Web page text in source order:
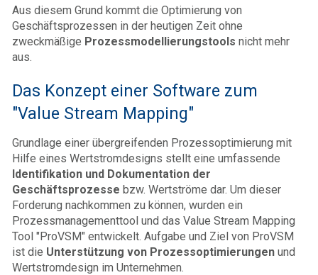
Aus diesem Grund kommt die Optimierung von
Geschäftsprozessen in der heutigen Zeit ohne
zweckmäßige Prozessmodellierungstools nicht mehr
aus.
Das Konzept einer Software zum
"Value Stream Mapping"
Grundlage einer übergreifenden Prozessoptimierung mit
Hilfe eines Wertstromdesigns stellt eine umfassende
Identifikation und Dokumentation der
Geschäftsprozesse bzw. Wertströme dar. Um dieser
Forderung nachkommen zu können, wurden ein
Prozessmanagementtool und das Value Stream Mapping
Tool "ProVSM" entwickelt. Aufgabe und Ziel von ProVSM
ist die Unterstützung von Prozessoptimierungen und
Wertstromdesign im Unternehmen.